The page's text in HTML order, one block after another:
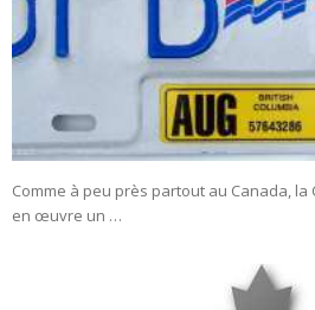
Comme à peu près partout au Canada,
en œuvre un …